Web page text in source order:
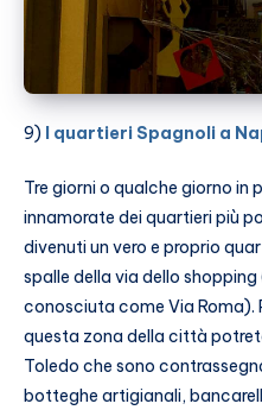
9) I quartieri Spagnoli a
Tre giorni o qualche giorno in
innamorate dei quartieri più
divenuti un vero e proprio
spalle della via dello
conosciuta come Via Roma).
questa zona della città
Toledo che sono
botteghe artigianali,